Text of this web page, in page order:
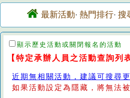
最新活動· 熱門排行· 搜
顯示歷史活動或關閉報名的活動
【特定承辦人員之活動查詢列
近期無相關活動，建議可搜尋
如果活動設定為隱藏，將無法被